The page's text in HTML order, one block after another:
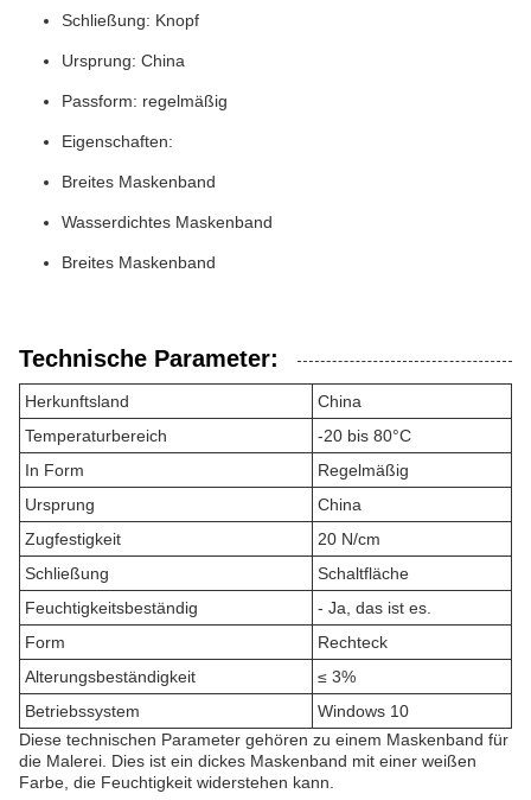
Schließung: Knopf
Ursprung: China
Passform: regelmäßig
Eigenschaften:
Breites Maskenband
Wasserdichtes Maskenband
Breites Maskenband
Technische Parameter:
Herkunftsland
China
Temperaturbereich
-20 bis 80°C
In Form
Regelmäßig
Ursprung
China
Zugfestigkeit
20 N/cm
Schließung
Schaltfläche
Feuchtigkeitsbeständig
- Ja, das ist es.
Form
Rechteck
Alterungsbeständigkeit
≤ 3%
Betriebssystem
Windows 10
Diese technischen Parameter gehören zu einem Maskenband für
die Malerei. Dies ist ein dickes Maskenband mit einer weißen
Farbe, die Feuchtigkeit widerstehen kann.